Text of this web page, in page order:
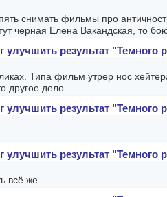
снимать фильмы про
черная Елена Вакандская, то
результат "Темного
Типа фильм утрер нос
другое дело.
результат "Темного
результат "Темного
всё же.